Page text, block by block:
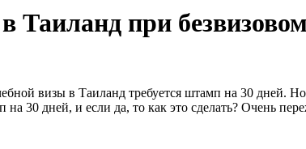
при безвизовом
визы в Таиланд требуется штамп на 30 дней.
30 дней, и если да, то как это сделать? Очень